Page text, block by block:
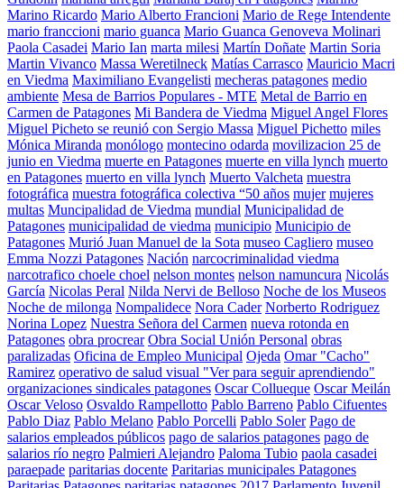
Marino Ricardo Mario Alberto Francioni Mario de Rege Intendente
mario franccioni mario guanca Mario Guanca Genoveva Molinari
Paola Casadei Mario Ian marta milesi Martín Doñate Martin Soria
Martin Vivanco Massa Weretilneck Matías Carrasco Mauricio Macri
en Viedma Maximiliano Evangelisti mecheras patagones medio
ambiente Mesa de Barrios Populares - MTE Metal de Barrio en
Carmen de Patagones Mi Bandera de Viedma Miguel Angel Flores
Miguel Picheto se reunió con Sergio Massa Miguel Pichetto miles
Mónica Miranda monólogo montecino odarda movilizacion 25 de
junio en Viedma muerte en Patagones muerte en villa lynch muerto
en Patagones muerto en villa lynch Muerto Valcheta muestra
fotográfica muestra fotográfica colectiva “50 años mujer mujeres
multas Muncipalidad de Viedma mundial Municipalidad de
Patagones municipalidad de viedma municipio Municipio de
Patagones Murió Juan Manuel de la Sota museo Cagliero museo
Emma Nozzi Patagones Nación narcocriminalidad viedma
narcotrafico choele choel nelson montes nelson namuncura Nicolás
García Nicolas Peral Nilda Nervi de Belloso Noche de los Museos
Noche de milonga Nompalidece Nora Cader Norberto Rodriguez
Norina Lopez Nuestra Señora del Carmen nueva rotonda en
Patagones obra procrear Obra Social Unión Personal obras
paralizadas Oficina de Empleo Municipal Ojeda Omar "Cacho"
Ramirez operativo de salud visual "Ver para seguir aprendiendo"
organizaciones sindicales patagones Oscar Collueque Oscar Meilán
Oscar Veloso Osvaldo Rampellotto Pablo Barreno Pablo Cifuentes
Pablo Diaz Pablo Melano Pablo Porcelli Pablo Soler Pago de
salarios empleados públicos pago de salarios patagones pago de
salarios río negro Palmieri Alejandro Paloma Tubio paola casadei
paraepade paritarias docente Paritarias municipales Patagones